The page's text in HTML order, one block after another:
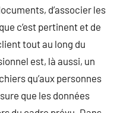
d’associer les
c’est pertinent et de
tout au long du
est, là aussi, un
qu’aux personnes
que les données